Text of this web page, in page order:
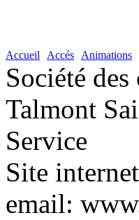
Accueil Accés Animations
Société
Talmont
Service
Site
email: